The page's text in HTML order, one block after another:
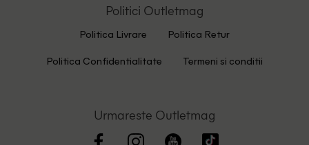
Politici Outletmag
Politica Livrare Politica Retur
Politica Confidentialitate Termeni si conditii
Urmareste Outletmag